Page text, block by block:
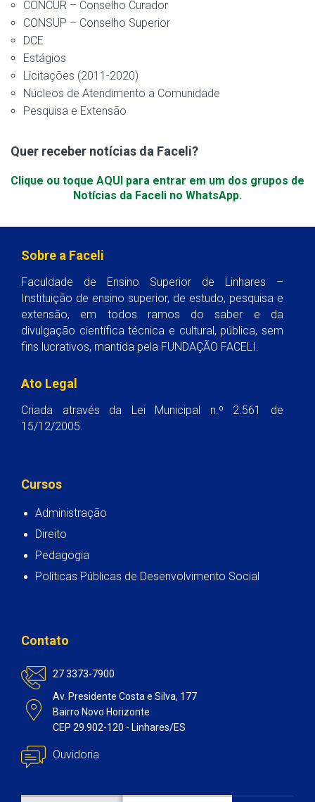
CONCUR – Conselho Curador
CONSUP – Conselho Superior
DCE
Estágios
Licitações (2011-2020)
Núcleos de Atendimento a Comunidade
Pesquisa e Extensão
Quer receber notícias da Faceli?
Clique ou toque AQUI para entrar em um dos grupos de
Notícias da Faceli no WhatsApp.
Sobre a Faceli
Faculdade de Ensino Superior de Linhares –
Instituição de ensino superior, de estudo, pesquisa e
extensão, em todos ramos do saber e da
divulgação científica técnica e cultural, pública, sem
fins lucrativos, mantida pela FUNDAÇÃO FACELI.
Ato Legal
Criada através da Lei Municipal n.º 2.561 de
15/12/2005.
Cursos
Administração
Direito
Pedagogia
Políticas Públicas de Desenvolvimento Social
Contato
27 3373-7900
Av. Presidente Costa e Silva, 177
Bairro Novo Horizonte
CEP 29.902-120 - Linhares/ES
Ouvidoria